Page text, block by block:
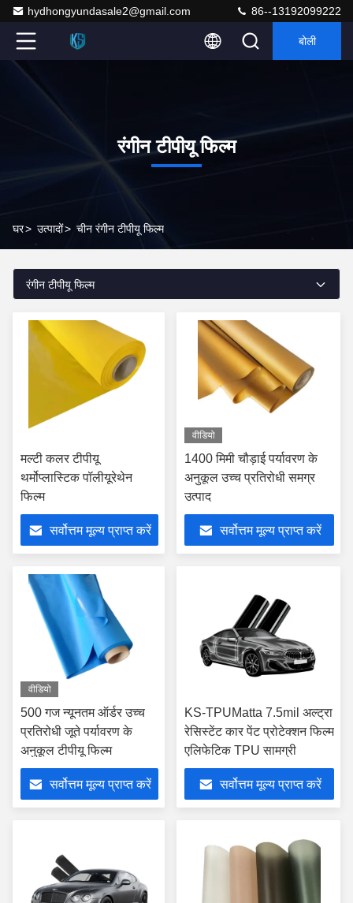
hydhongyundasale2@gmail.com 86--13192099222
बोली
रंगीन टीपीयू फिल्म
घर> उत्पादों> चीन रंगीन टीपीयू फिल्म
रंगीन टीपीयू फिल्म
मल्टी कलर टीपीयू
थर्मोप्लास्टिक पॉलीयूरेथेन
फिल्म
सर्वोत्तम मूल्य प्राप्त करें
वीडियो
1400 मिमी चौड़ाई पर्यावरण के
अनुकूल उच्च प्रतिरोधी समग्र
उत्पाद
सर्वोत्तम मूल्य प्राप्त करें
वीडियो
500 गज न्यूनतम ऑर्डर उच्च
प्रतिरोधी जूते पर्यावरण के
अनुकूल टीपीयू फिल्म
सर्वोत्तम मूल्य प्राप्त करें
KS-TPUMatta 7.5mil अल्ट्रा
रेसिस्टेंट कार पेंट प्रोटेक्शन फिल्म
एलिफेटिक TPU सामग्री
सर्वोत्तम मूल्य प्राप्त करें